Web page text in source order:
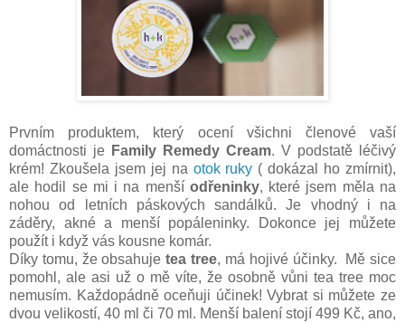
Prvním produktem, který ocení všichni členové vaší
domáctnosti je Family Remedy Cream. V podstatě léčivý
krém! Zkoušela jsem jej na otok ruky ( dokázal ho zmírnit),
ale hodil se mi i na menší odřeninky, které jsem měla na
nohou od letních páskových sandálků. Je vhodný i na
záděry, akné a menší popáleninky. Dokonce jej můžete
použít i když vás kousne komár.
Díky tomu, že obsahujetea tree, má hojivé účinky. Mě sice
pomohl, ale asi už o mě víte, že osobně vůni tea tree moc
nemusím. Každopádně oceňuji účinek! Vybrat si můžete ze
dvou velikostí, 40 ml či 70 ml. Menší balení stojí 499 Kč, ano,